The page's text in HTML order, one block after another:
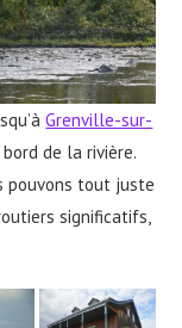
Grenville-sur-
de la rivière.
pouvons tout juste
significatifs,